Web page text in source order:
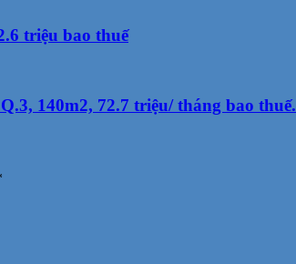
triệu bao thuế
140m2, 72.7 triệu/ tháng bao thuế.